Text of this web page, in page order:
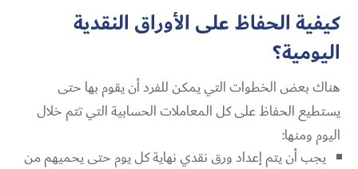
كيفية الحفاظ على الأوراق النقدية
اليومية؟
هناك بعض الخطوات التي يمكن للفرد أن يقوم بها حتى
يستطيع الحفاظ على كل المعاملات الحسابية التي تتم خلال
اليوم ومنها:
يجب أن يتم إعداد ورق نقدي نهاية كل يوم حتى يحميهم من